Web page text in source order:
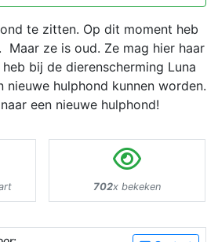
te zitten. Op dit moment heb
Maar ze is oud. Ze mag hier haar
bij de dierenscherming Luna
nieuwe hulphond kunnen worden.
een nieuwe hulphond!
702x bekeken